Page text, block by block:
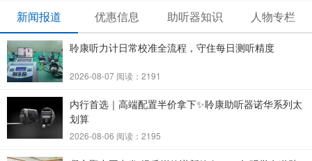
新闻报道
优惠信息 助听器知识 人物专栏
聆康听力计日常校准全流程，守住每日测听精度
2026-08-07 阅读：2191
内行首选｜高端配置半价拿下✨聆康助听器诺华系列太
划算
2026-08-06 阅读：2195